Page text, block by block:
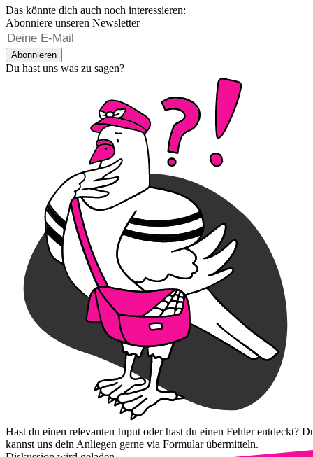
Das könnte dich auch noch interessieren:
Abonniere unseren Newsletter
Abonnieren
Du hast uns was zu sagen?
Hast du einen relevanten Input oder hast du einen Fehler entdeckt?
kannst uns dein Anliegen gerne via Formular übermitteln.